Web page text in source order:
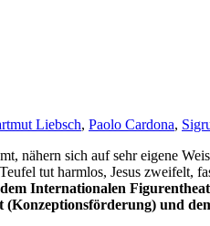
Liebsch, Paolo Cardona,
nähern sich auf sehr eigene
tut harmlos, Jesus zweifelt,
Internationalen
und